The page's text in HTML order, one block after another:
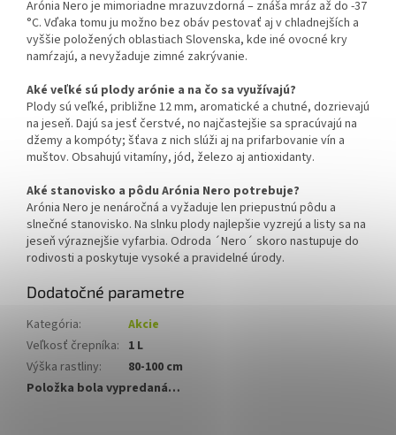
Arónia Nero je mimoriadne mrazuvzdorná – znáša mráz až do -37
°C. Vďaka tomu ju možno bez obáv pestovať aj v chladnejších a
vyššie položených oblastiach Slovenska, kde iné ovocné kry
namŕzajú, a nevyžaduje zimné zakrývanie.
Aké veľké sú plody arónie a na čo sa využívajú?
Plody sú veľké, približne 12 mm, aromatické a chutné, dozrievajú
na jeseň. Dajú sa jesť čerstvé, no najčastejšie sa spracúvajú na
džemy a kompóty; šťava z nich slúži aj na prifarbovanie vín a
muštov. Obsahujú vitamíny, jód, železo aj antioxidanty.
Aké stanovisko a pôdu Arónia Nero potrebuje?
Arónia Nero je nenáročná a vyžaduje len priepustnú pôdu a
slnečné stanovisko. Na slnku plody najlepšie vyzrejú a listy sa na
jeseň výraznejšie vyfarbia. Odroda ´Nero´ skoro nastupuje do
rodivosti a poskytuje vysoké a pravidelné úrody.
Dodatočné parametre
Kategória:
Akcie
Veľkosť črepníka: 1 L
Výška rastliny:
80-100 cm
Položka bola vypredaná…